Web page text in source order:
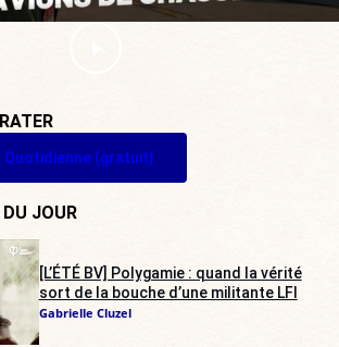
Quotidienne (gratuit)
JOUR
[L’ÉTÉ BV] Polygamie : quand la vérité
sort de la bouche d’une militante LFI
Gabrielle Cluzel